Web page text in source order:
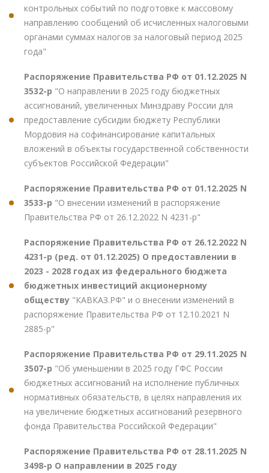
контрольных событий по подготовке к массовому
направлению сообщений об исчисленных налоговыми
органами суммах налогов за налоговый период 2025
года"
Распоряжение Правительства РФ от 01.12.2025 N
3532-р "О направлении в 2025 году бюджетных
ассигнований, увеличенных Минздраву России для
предоставление субсидии бюджету Республики
Мордовия на софинансирование капитальных
вложений в объекты государственной собственности
субъектов Российской Федерации"
Распоряжение Правительства РФ от 01.12.2025 N
3533-р "О внесении изменений в распоряжение
Правительства РФ от 26.12.2022 N 4231-р"
Распоряжение Правительства РФ от 26.12.2022 N
4231-р (ред. от 01.12.2025) О предоставлении в
2023 - 2028 годах из федерального бюджета
бюджетных инвестиций акционерному
обществу "КАВКАЗ.РФ" и о внесении изменений в
распоряжение Правительства РФ от 12.10.2021 N
2885-р"
Распоряжение Правительства РФ от 29.11.2025 N
3507-р "Об уменьшении в 2025 году ГФС России
бюджетных ассигнований на исполнение публичных
нормативных обязательств, в целях направления их
на увеличение бюджетных ассигнований резервного
фонда Правительства Российской Федерации"
Распоряжение Правительства РФ от 28.11.2025 N
3498-р О направлении в 2025 году